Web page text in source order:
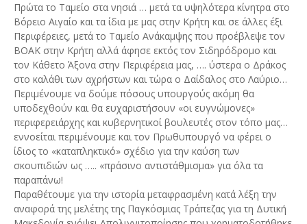
Πρώτα το Ταμείο στα νησιά … μετά τα υψηλότερα κίνητρα στο
Βόρειο Αιγαίο και τα ίδια με μας στην Κρήτη και σε άλλες έξι
Περιφέρειες, μετά το Ταμείο Ανάκαμψης που προέβλεψε τον
ΒΟΑΚ στην Κρήτη αλλά άφησε εκτός τον Σιδηρόδρομο και
τον Κάθετο Άξονα στην Περιφέρεια μας, …. ύστερα ο Δράκος
στο καλάθι των αχρήστων και τώρα ο Δαίδαλος στο Λαύριο…
Περιμένουμε να δούμε πόσους υπουργούς ακόμη θα
υποδεχθούν και θα ευχαριστήσουν «οι ευγνώμονες»
περιφερειάρχης και κυβερνητικοί βουλευτές στον τόπο μας…
εννοείται περιμένουμε και τον Πρωθυπουργό να φέρει ο
ίδιος το «καταπληκτικό» σχέδιο για την καύση των
σκουπιδιών ως ….. «πράσινο αντιστάθμισμα» για όλα τα
παραπάνω!
Παραθέτουμε για την ιστορία μεταφρασμένη κατά λέξη την
αναφορά της μελέτης της Παγκόσμιας Τράπεζας για τη Δυτική